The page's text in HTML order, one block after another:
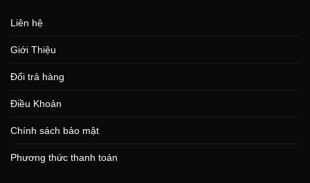
Liên hệ
Giới Thiệu
Đổi trả hàng
Điều Khoản
Chính sách bảo mật
Phương thức thanh toán